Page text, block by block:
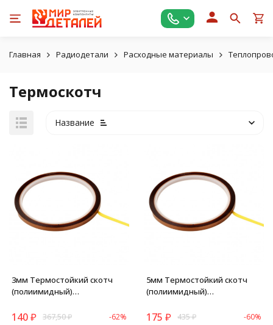
Главная Радиодетали Расходные материалы
Термоскотч
Название
3мм Термостойкий скотч
(полиимидный)
140₽ 367,50₽ -62%
5мм Термостойкий скотч
(полиимидный)
175 ₽ 435₽ -60%